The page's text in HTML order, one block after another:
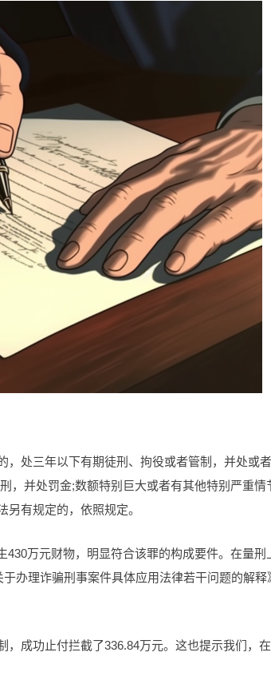
处三年以下有期徒刑、拘役或者管制，并处或
，并处罚金;数额特别巨大或者有其他特别严重情
有规定的，依照规定。
万元财物，明显符合该罪的构成要件。在量刑
办理诈骗刑事案件具体应用法律若干问题的解释
成功止付拦截了336.84万元。这也提示我们，